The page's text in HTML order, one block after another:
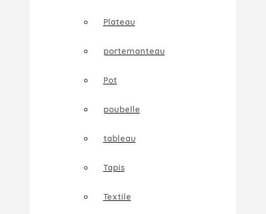
Plateau
portemanteau
Pot
poubelle
tableau
Tapis
Textile